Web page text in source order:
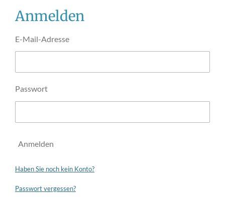
Anmelden
E-Mail-Adresse
Passwort
Anmelden
Haben Sie noch kein Konto?
Passwort vergessen?